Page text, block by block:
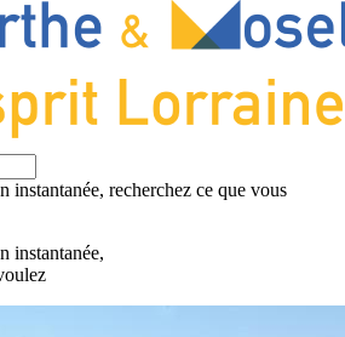
recherchez ce que vous
instantanée,